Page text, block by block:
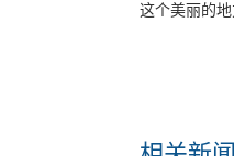
这个美丽的